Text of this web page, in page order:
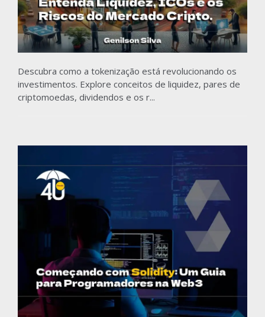
Descubra como a tokenização está revolucionando os
investimentos. Explore conceitos de liquidez, pares de
criptomoedas, dividendos e os r...